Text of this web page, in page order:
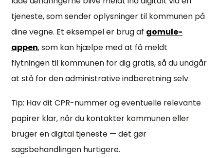
tjeneste, som sender oplysninger til kommunen på
dine vegne. Et eksempel er brug af gomule-
appen, som kan hjælpe med at få meldt
flytningen til kommunen for dig gratis, så du undgår
at stå for den administrative indberetning selv.
Tip: Hav dit CPR-nummer og eventuelle relevante
papirer klar, når du kontakter kommunen eller
bruger en digital tjeneste — det gør
sagsbehandlingen hurtigere.